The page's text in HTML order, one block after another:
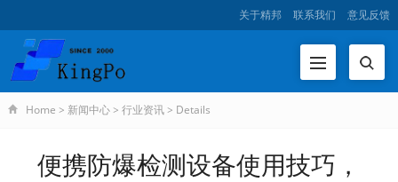
关于精邦 联系我们 意见反馈
Home > 新闻中心> 行业资讯> Details
便携防爆检测设备使用技巧，